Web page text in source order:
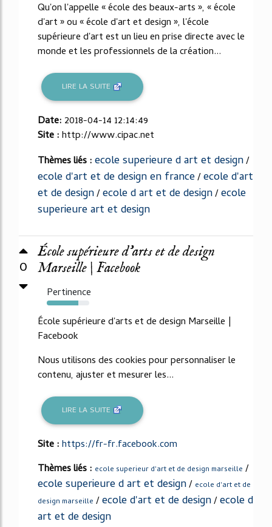
Qu'on l'appelle « école des beaux-arts », « école
d'art » ou « école d'art et design », l'école
supérieure d'art est un lieu en prise directe avec le
monde et les professionnels de la création...
LIRE LA SUITE
Date: 2018-04-14 12:14:49
Site :http://www.cipac.net
Thèmes liés :ecole superieure d art et design/
ecole d'art et de design en france/ecole d'art
et de design/ecole d art et de design/ecole
superieure art et design
0
École supérieure d'arts et de design
Marseille | Facebook
Pertinence
74%
École supérieure d'arts et de design Marseille |
Facebook
Nous utilisons des cookies pour personnaliser le
contenu, ajuster et mesurer les...
LIRE LA SUITE
Site :https://fr-fr.facebook.com
Thèmes liés : ecole superieur d'art et de design marseille /
ecole superieure d art et design/ ecole d'art et de
design marseille /ecole d'art et de design/ecole d
art et de design